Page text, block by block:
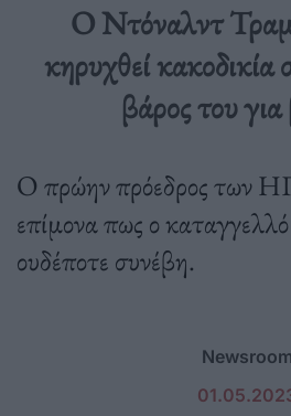
Ο Ντόναλντ
κηρυχθεί
βάρος του
Ο πρώην πρόεδρος των
επίμονα πως ο
ουδέποτε συνέβη.
Newsroom